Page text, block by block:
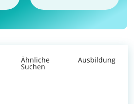
Ähnliche
Suchen
Ausbildung